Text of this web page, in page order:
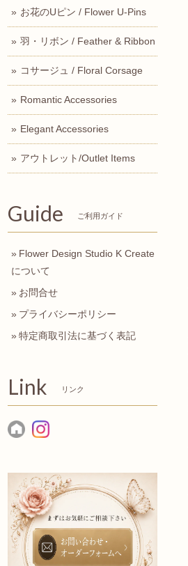
お花のUピン / Flower U-Pins
羽・リボン / Feather & Ribbon
コサージュ / Floral Corsage
Romantic Accessories
Elegant Accessories
アウトレット/Outlet Items
Guide ご利用ガイド
Flower Design Studio K Create
について
お問合せ
プライバシーポリシー
特定商取引法に基づく表記
Link リンク